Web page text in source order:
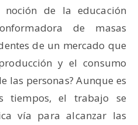
de la educación
de masas
de un mercado que
y el consumo
las personas? Aunque es
tiempos, el trabajo se
vía para alcanzar las